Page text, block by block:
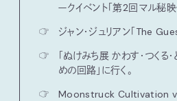
ークイベント「第2回マル秘映
☞
ジャン・ジュリアン「The
☞
「ぬけみち展 かわす・つくる
めの回路」に行く。
☞
Moonstruck Cultivation